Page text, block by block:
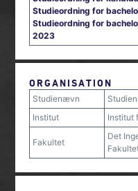
Studieordning for
Studieordning for
2023
ORGANISATION
Studienævn
Institut
Institut
Fakultet
Det